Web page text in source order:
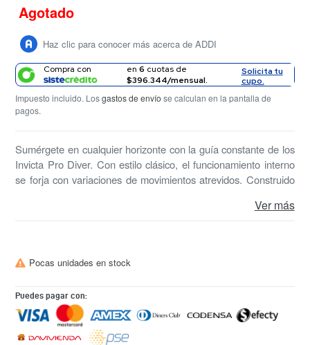
Precio
habitual
Agotado
Haz clic para conocer más acerca de ADDI
Compra con en6 cuotas de
$396.344/mensual.
Solicita tu
cupo.
Impuesto incluido. Losgastos de envíose calculan en la pantalla de
pagos.
Sumérgete en cualquier horizonte con la guía constante de los
Invicta Pro Diver. Con estilo clásico, el funcionamiento interno
se forja con variaciones de movimientos atrevidos. Construido
relojes hace que el Pro Diver sea excelente en su rendimiento.
Ver más
Pocas unidades en stock
Puedes pagar con: